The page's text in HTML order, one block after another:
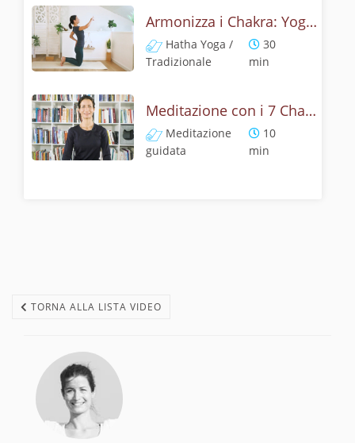
Armonizza i Chakra: Yoga per Equilibrio Interiore
Hatha Yoga /
Tradizionale
30
min
Meditazione con i 7 Chakra - Mantra per l'Armonia Completa
Meditazione
guidata
10
min
TORNA ALLA LISTA VIDEO